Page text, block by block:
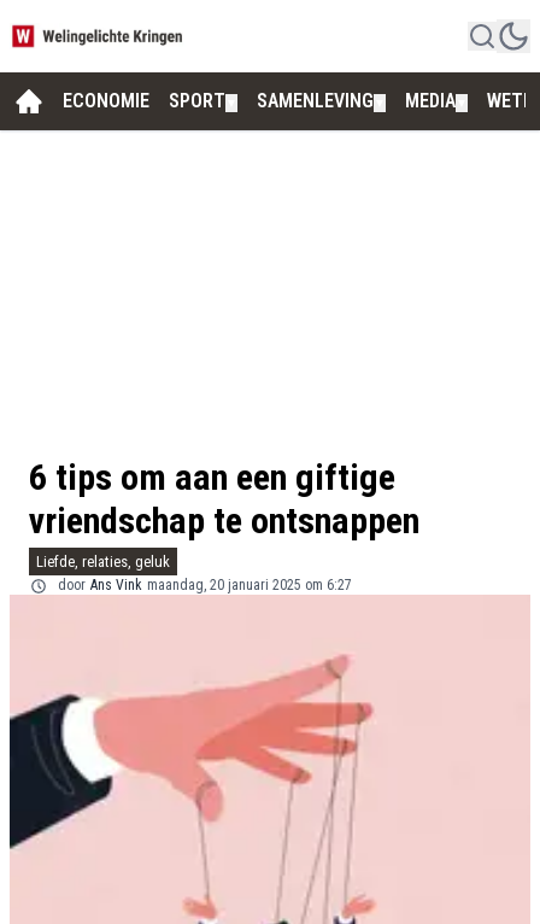
ECONOMIE SPORT SAMENLEVING MEDIA
6 tips om aan een giftige
vriendschap te ontsnappen
Liefde, relaties, geluk
door Ans Vink maandag, 20 januari 2025 om 6:27